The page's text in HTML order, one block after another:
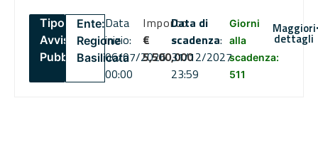
Tipo:
Avviso
Pubblico
Ente:
Regione
Basilicata
Data
inizio:
06/07/2026
00:00
Importo
€
5,500,000
Data di
scadenza:
31/12/2027
23:59
Giorni
alla
scadenza:
511
Maggiori
dettagli